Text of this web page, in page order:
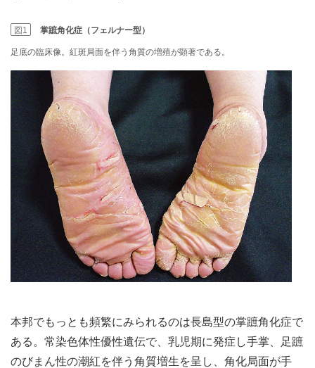
図1 掌蹠角化症（フェルナー型）
足底の臨床像。紅斑局面を伴う角質の増殖が顕著である。
本邦でもっとも頻繁にみられるのは長島型の掌蹠角化症で
ある。常染色体性優性遺伝で、乳児期に発症し手掌、足蹠
のびまん性の潮紅を伴う角質増生を呈し、角化局面が手